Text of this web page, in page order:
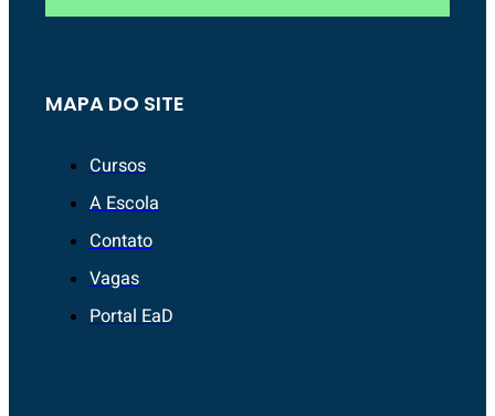
MAPA DO SITE
Cursos
A Escola
Contato
Vagas
Portal EaD